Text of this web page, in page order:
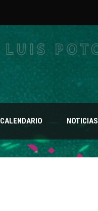
CALENDARIO NOTICIAS